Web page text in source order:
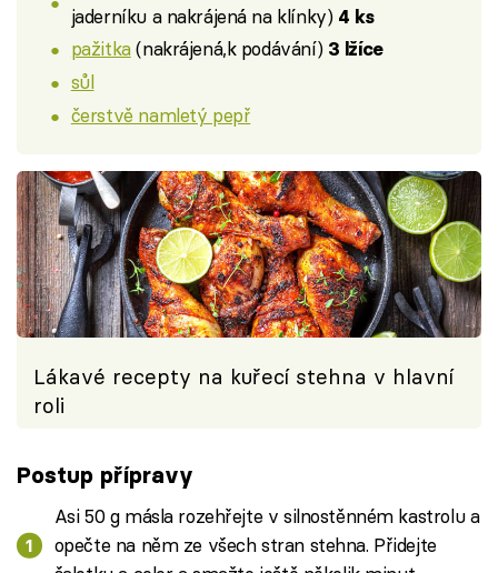
jaderníku a nakrájená na klínky) 4 ks
pažitka(nakrájená,k podávání) 3 lžíce
sůl
čerstvě namletý pepř
Lákavé recepty na kuřecí stehna v hlavní
roli
Postup přípravy
Asi 50 g másla rozehřejte v silnostěnném kastrolu a
opečte na něm ze všech stran stehna. Přidejte